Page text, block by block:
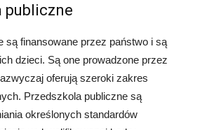
publiczne
są finansowane przez państwo i są
dzieci. Są one prowadzone przez
oferują szeroki zakres
Przedszkola publiczne są
określonych standardów